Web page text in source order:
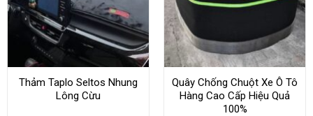
Thảm Taplo Seltos Nhung
Lông Cừu
Quây Chống Chuột Xe Ô Tô
Hàng Cao Cấp Hiệu Quả
100%